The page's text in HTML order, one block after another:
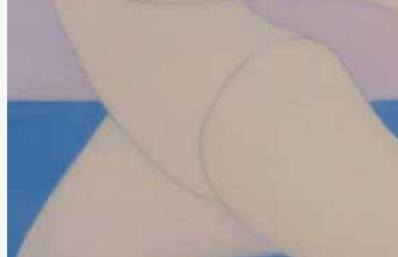
Contact